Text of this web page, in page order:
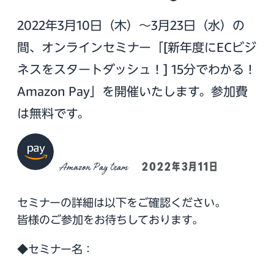
2022年3月10日（木）～3月23日（水）の
間、オンラインセミナー「[新年度にECビジ
ネスをスタートダッシュ！] 15分でわかる！
Amazon Pay」を開催いたします。参加費
は無料です。
Amazon Pay team 2022年3月11日
セミナーの詳細は以下をご確認ください。
皆様のご参加をお待ちしております。
◆セミナー名：